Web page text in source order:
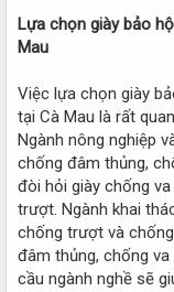
Lựa chọn giày bảo
Mau
Việc lựa chọn giày
tại Cà Mau là rất
Ngành nông nghiệp
chống đâm thủng,
đòi hỏi giày chống
trượt. Ngành khai
chống trượt và
đâm thủng, chống
cầu ngành nghề sẽ